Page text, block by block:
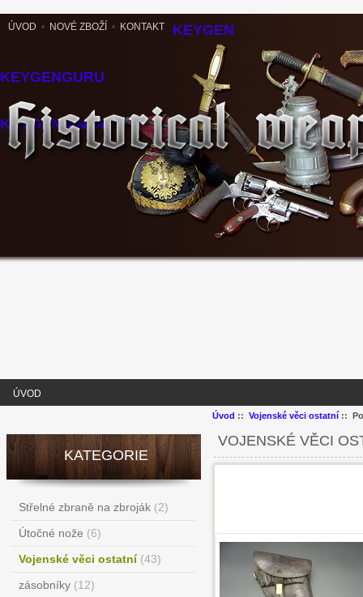
ÚVOD • NOVÉ ZBOŽÍ • KONTAKT KEYGEN
KEYGENGURU
KEYGENNINJA
ÚVOD
KATEGORIE
Střelné zbraně na zbroják(2)
Útočné nože (6)
Vojenské věci ostatní(43)
zásobníky(12)
Úvod :: Vojenské věci ostatní::
VOJENSKÉ VĚCI